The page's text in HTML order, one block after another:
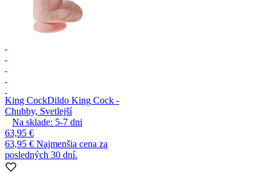
King CockDildo King Cock -
Chubby, Svetlejší
Na sklade: 5-7 dni
63,95 €
63,95 € Najmenšia cena za
posledných 30 dní.